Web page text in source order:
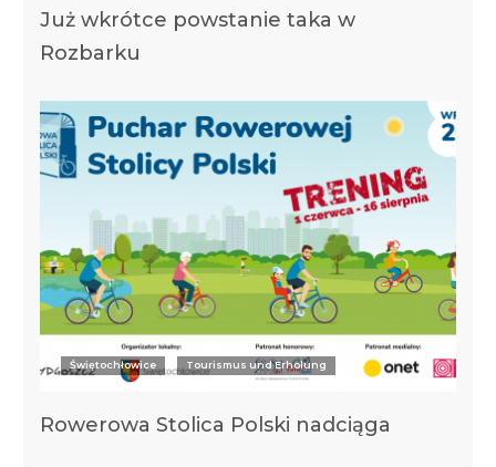
Już wkrótce powstanie taka w
Rozbarku
Świętochłowice Tourismus und Erholung
Rowerowa Stolica Polski nadciąga